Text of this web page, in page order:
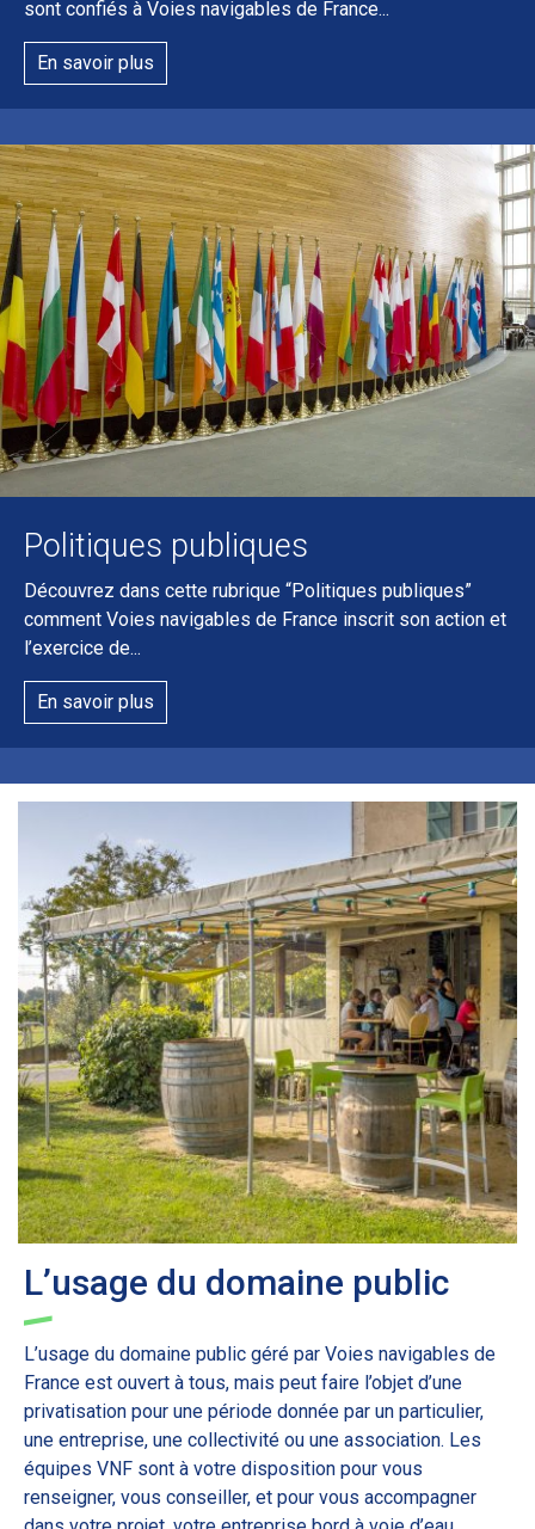
sont confiés à Voies navigables de France...
En savoir plus
Politiques publiques
Découvrez dans cette rubrique “Politiques publiques”
comment Voies navigables de France inscrit son action et
l’exercice de...
En savoir plus
L’usage du domaine public
L’usage du domaine public géré par Voies navigables de
France est ouvert à tous, mais peut faire l’objet d’une
privatisation pour une période donnée par un particulier,
une entreprise, une collectivité ou une association. Les
équipes VNF sont à votre disposition pour vous
renseigner, vous conseiller, et pour vous accompagner